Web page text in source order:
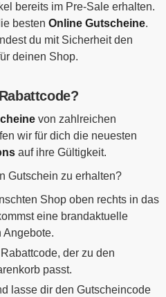
bereits im Pre-Sale erhalten.
besten Online Gutscheine.
du mit Sicherheit den
deinen Shop.
von zahlreichen
wir für dich die neuesten
auf ihre Gültigkeit.
Gutschein zu erhalten?
Shop oben rechts in das
eine brandaktuelle
Angebote.
der zu den
passt.
lasse dir den Gutscheincode